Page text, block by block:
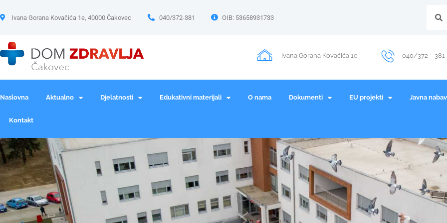
Ivana Gorana Kovačića 1e, 40000 Čakovec 040/372-381 OIB: 53658931733
Ivana Gorana Kovačića 1e 040/372 – 381
Naslovna Aktualno Djelatnosti Edukativni materijali O nama Dokumenti EU projekti Javna
Kontakt